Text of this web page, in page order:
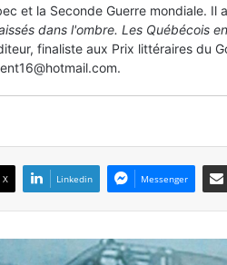
et la Seconde Guerre mondiale. Il
dans l'ombre. Les Québécois
finaliste aux Prix littéraires du
X Linkedin Messenger